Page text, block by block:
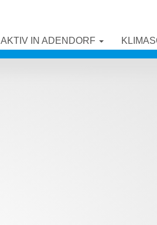
AKTIV IN ADENDORF